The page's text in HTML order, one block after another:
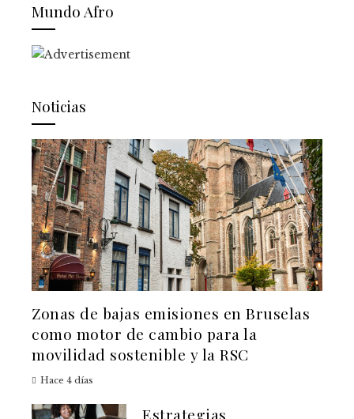
Mundo Afro
Noticias
Zonas de bajas emisiones en Bruselas
como motor de cambio para la
movilidad sostenible y la RSC
Hace 4 días
Estrategias